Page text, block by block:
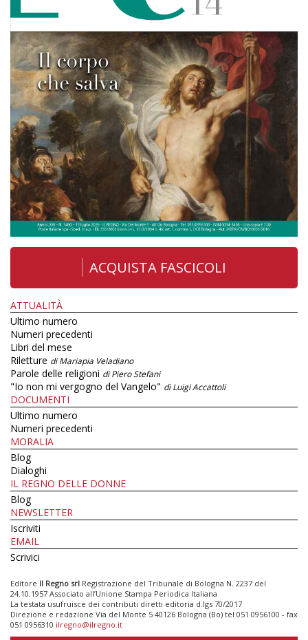
ACQUISTA FASCICOLI
ATTUALITÀ
Ultimo numero
Numeri precedenti
Libri del mese
Riletture di Mariapia Veladiano
Parole delle religioni di Piero Stefani
"Io non mi vergogno del Vangelo" di Luigi Accattoli
DOCUMENTI
Ultimo numero
Numeri precedenti
MORALIA
Blog
Dialoghi
IL REGNO DELLE DONNE
Blog
NEWSLETTER
Iscriviti
EMAIL
Scrivici
Editore Il Regno srl Registrazione del Tribunale di Bologna N. 2237 del
24.10.1957 Associato all’Unione Stampa Periodica Italiana
La testata usufruisce dei contributi diretti editoria d.lgs 70/2017
Direzione e redazione Via del Monte 5 40126 Bologna (Bo) tel 051 0956100 - fax
051 0956310 ilregno@ilregno.it